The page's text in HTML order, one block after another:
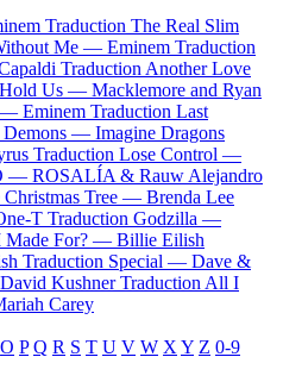
Traduction The Real Slim
Me — Eminem Traduction
Traduction Another Love
Hold Us — Macklemore and Ryan
— Eminem Traduction Last
Demons — Imagine Dragons
Traduction Lose Control —
— ROSALÍA & Rauw Alejandro
Christmas Tree — Brenda Lee
T Traduction Godzilla —
Made For? — Billie Eilish
Traduction Special — Dave &
David Kushner Traduction All I
Carey
O P Q R S T U V W X Y Z 0-9